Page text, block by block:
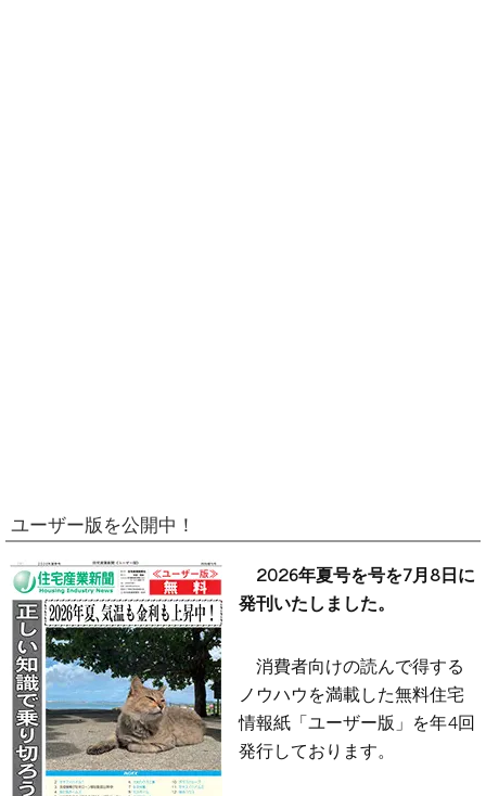
ユーザー版を公開中！
2026年夏号を号を7月8日に
発刊いたしました。
消費者向けの読んで得する
ノウハウを満載した無料住宅
情報紙「ユーザー版」を年4回
発行しております。